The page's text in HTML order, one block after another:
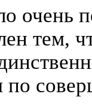
очень
тем,
по